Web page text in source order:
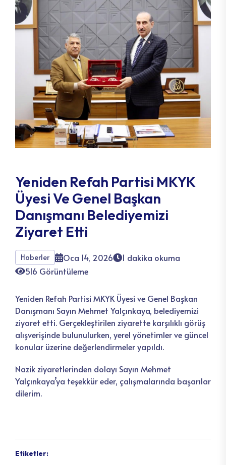
Yeniden Refah Partisi MKYK
Üyesi Ve Genel Başkan
Danışmanı Belediyemizi
Ziyaret Etti
Haberler Oca 14, 2026
1 dakika okuma
516 Görüntüleme
Yeniden Refah Partisi MKYK Üyesi ve Genel Başkan
Danışmanı Sayın Mehmet Yalçınkaya, belediyemizi
ziyaret etti. Gerçekleştirilen ziyarette karşılıklı görüş
alışverişinde bulunulurken, yerel yönetimler ve güncel
konular üzerine değerlendirmeler yapıldı.
Nazik ziyaretlerinden dolayı Sayın Mehmet
Yalçınkaya’ya teşekkür eder, çalışmalarında başarılar
dilerim.
Etiketler: